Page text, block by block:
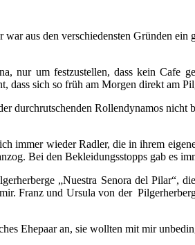
aus den verschiedensten Gründen
nur um festzustellen, dass kein Cafe
dass sich so früh am Morgen direkt am
durchrutschenden Rollendynamos
immer wieder Radler, die in ihrem
Bei den Bekleidungsstopps gab es
„Nuestra Senora del Pilar“,
Franz und Ursula von der
Ehepaar an, sie wollten mit mir